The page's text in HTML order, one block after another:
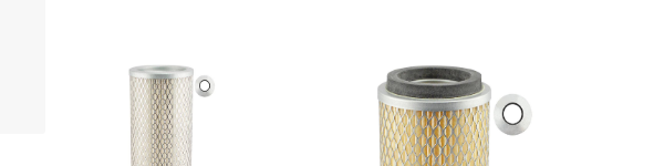
AJOUTER AU PANIER AJOUTER AU PANIER